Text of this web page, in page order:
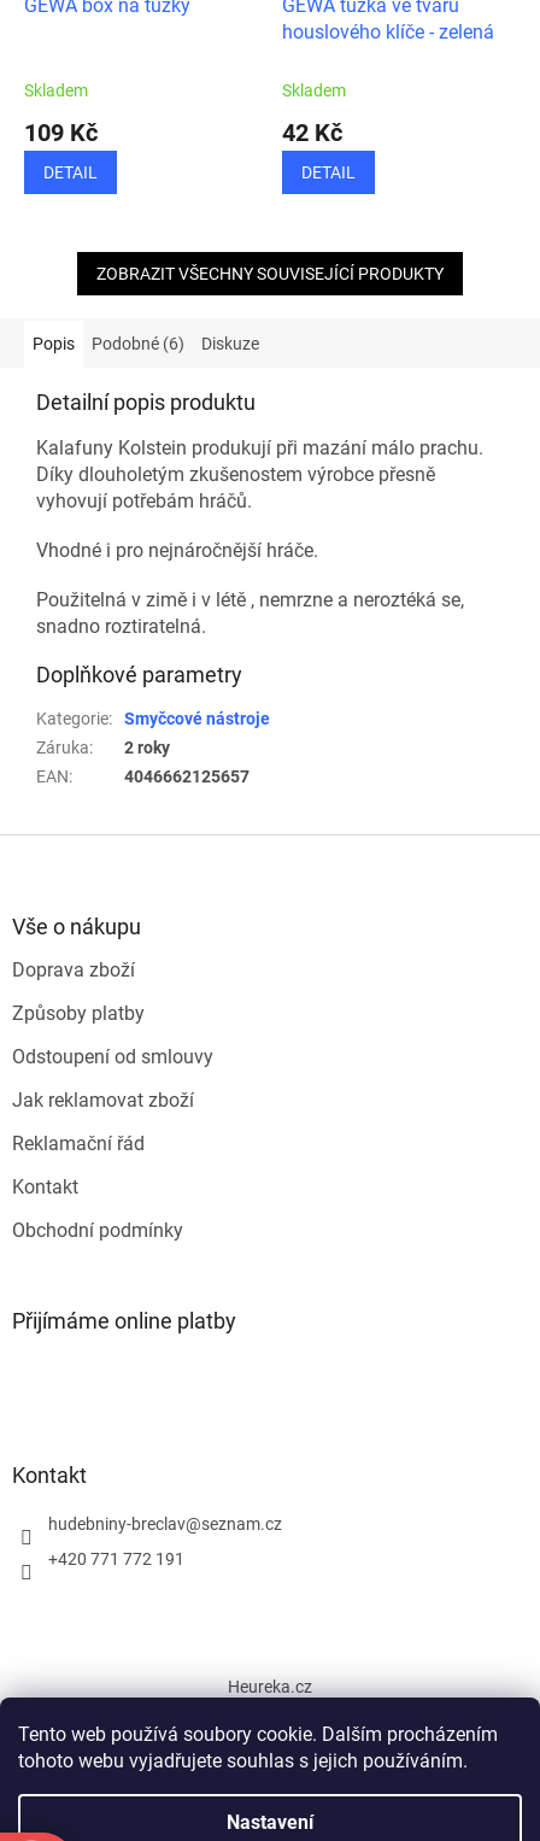
Tento web používá soubory cookie. Dalším procházením
tohoto webu vyjadřujete souhlas s jejich používáním.
Nastavení
GEWA box na tužky
Skladem
109 Kč
DETAIL
GEWA tužka ve tvaru
houslového klíče - zelená
Skladem
42 Kč
DETAIL
ZOBRAZIT VŠECHNY SOUVISEJÍCÍ PRODUKTY
Popis Podobné (6) Diskuze
Detailní popis produktu
Kalafuny Kolstein produkují při mazání málo prachu.
Díky dlouholetým zkušenostem výrobce přesně
vyhovují potřebám hráčů.
Vhodné i pro nejnáročnější hráče.
Použitelná v zimě i v létě , nemrzne a neroztéká se,
snadno roztiratelná.
Doplňkové parametry
Kategorie:
Smyčcové nástroje
Záruka:
2 roky
EAN: 4046662125657
Vše o nákupu
Doprava zboží
Způsoby platby
Odstoupení od smlouvy
Jak reklamovat zboží
Reklamační řád
Kontakt
Obchodní podmínky
Přijímáme online platby
Kontakt
hudebniny-breclav@seznam.cz
+420 771 772 191
Heureka.cz